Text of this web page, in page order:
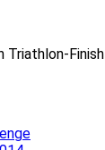
Triathlon-Finish